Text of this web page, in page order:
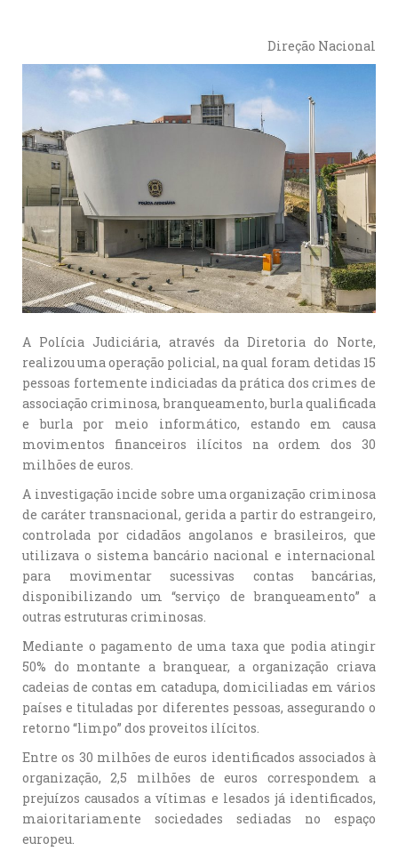
Direção Nacional
A Polícia Judiciária, através da Diretoria do Norte,
realizou uma operação policial, na qual foram detidas 15
pessoas fortemente indiciadas da prática dos crimes de
associação criminosa, branqueamento, burla qualificada
e burla por meio informático, estando em causa
movimentos financeiros ilícitos na ordem dos 30
milhões de euros.
A investigação incide sobre uma organização criminosa
de caráter transnacional, gerida a partir do estrangeiro,
controlada por cidadãos angolanos e brasileiros, que
utilizava o sistema bancário nacional e internacional
para movimentar sucessivas contas bancárias,
disponibilizando um “serviço de branqueamento” a
outras estruturas criminosas.
Mediante o pagamento de uma taxa que podia atingir
50% do montante a branquear, a organização criava
cadeias de contas em catadupa, domiciliadas em vários
países e tituladas por diferentes pessoas, assegurando o
retorno “limpo” dos proveitos ilícitos.
Entre os 30 milhões de euros identificados associados à
organização, 2,5 milhões de euros correspondem a
prejuízos causados a vítimas e lesados já identificados,
maioritariamente sociedades sediadas no espaço
europeu.